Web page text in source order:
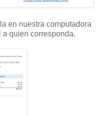
en nuestra computadora
quien corresponda.